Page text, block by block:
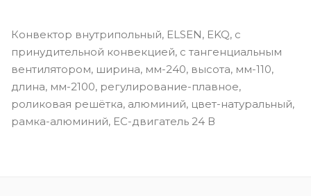
Конвектор внутрипольный, ELSEN, EKQ, с
принудительной конвекцией, с тангенциальным
вентилятором, ширина, мм-240, высота, мм-110,
длина, мм-2100, регулирование-плавное,
роликовая решётка, алюминий, цвет-натуральный,
рамка-алюминий, EC-двигатель 24 В